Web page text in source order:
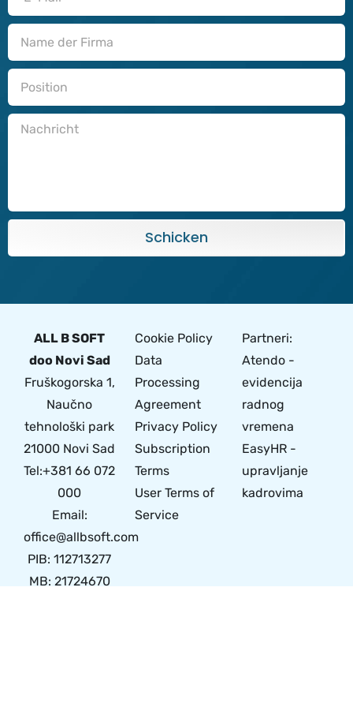
Schicken
ALL B SOFT
doo Novi Sad
Fruškogorska 1,
Naučno
tehnološki park
21000 Novi Sad
Tel:+381 66 072
000
Email:
office@allbsoft.com
PIB: 112713277
MB: 21724670
Cookie Policy
Data
Processing
Agreement
Privacy Policy
Subscription
Terms
User Terms of
Service
Partneri:
Atendo -
evidencija
radnog
vremena
EasyHR -
upravljanje
kadrovima